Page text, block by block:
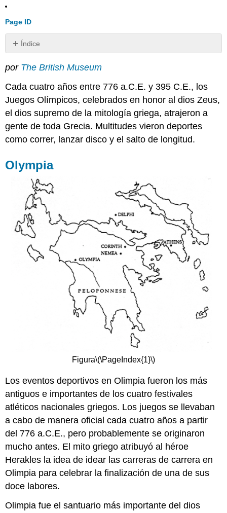
Page ID
Índice
Eventos
Deportes
de
Combate
Correr
Saltando
vencedores
olímpicos
Arqueología
en
Olimpia
Lecturas
sugeridas:
por The British Museum
Cada cuatro años entre 776 a.C.E. y 395 C.E., los
Juegos Olímpicos, celebrados en honor al dios Zeus,
el dios supremo de la mitología griega, atrajeron a
gente de toda Grecia. Multitudes vieron deportes
como correr, lanzar disco y el salto de longitud.
Olympia
Figura\(\PageIndex{1}\)
Los eventos deportivos en Olimpia fueron los más
antiguos e importantes de los cuatro festivales
atléticos nacionales griegos. Los juegos se llevaban
a cabo de manera oficial cada cuatro años a partir
del 776 a.C.E., pero probablemente se originaron
mucho antes. El mito griego atribuyó al héroe
Herakles la idea de idear las carreras de carrera en
Olimpia para celebrar la finalización de una de sus
doce labores.
Olimpia fue el santuario más importante del dios